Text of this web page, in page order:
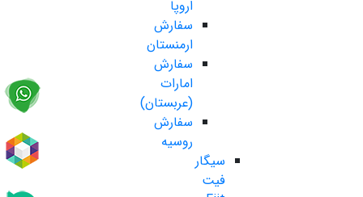
اروپا
سفارش
ارمنستان
سفارش
امارات
(عربستان)
سفارش
روسیه
سیگار
فیت